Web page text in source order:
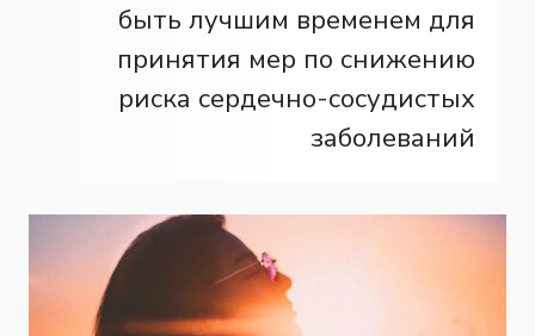
быть лучшим временем для
принятия мер по снижению
риска сердечно-сосудистых
заболеваний